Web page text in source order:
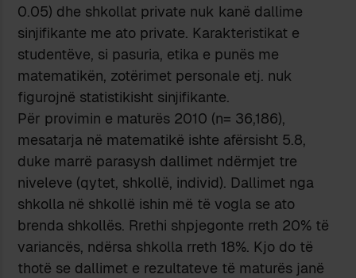
0.05) dhe shkollat private nuk kanë dallime
sinjifikante me ato private. Karakteristikat e
studentëve, si pasuria, etika e punës me
matematikën, zotërimet personale etj. nuk
figurojnë statistikisht sinjifikante.
Për provimin e maturës 2010 (n= 36,186),
mesatarja në matematikë ishte afërsisht 5.8,
duke marrë parasysh dallimet ndërmjet tre
niveleve (qytet, shkollë, individ). Dallimet nga
shkolla në shkollë ishin më të vogla se ato
brenda shkollës. Rrethi shpjegonte rreth 20% të
variancës, ndërsa shkolla rreth 18%. Kjo do të
thotë se dallimet e rezultateve të maturës janë